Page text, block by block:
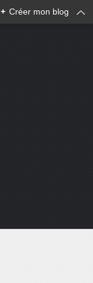
+ Créer mon blog